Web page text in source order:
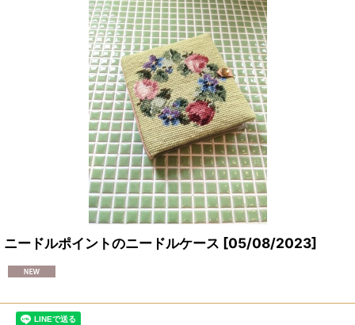
ニードルポイントのニードルケース [05/08/2023]